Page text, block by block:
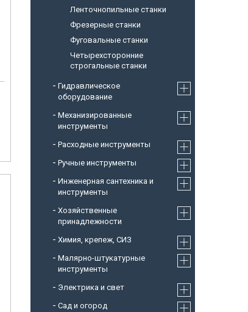
Ленточнопильные станки
Фрезерные станки
Фуговальные станки
Четырехсторонние
строгальные станки
Гидравлическое
оборудование
Механизированные
инструменты
Расходные инструменты
Ручные инструменты
Инженерная сантехника и
инструменты
Хозяйственные
принадлежности
Химия, крепеж, СИЗ
Малярно-штукатурные
инструменты
Электрика и свет
Сад и огород